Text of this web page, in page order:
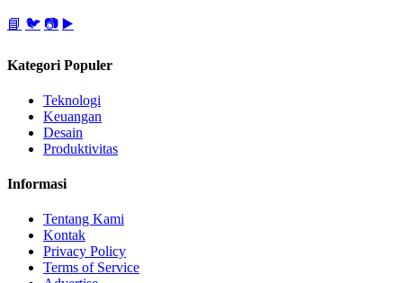
📘 🐦 📷 ▶️
Kategori Populer
Teknologi
Keuangan
Desain
Produktivitas
Informasi
Tentang Kami
Kontak
Privacy Policy
Terms of Service